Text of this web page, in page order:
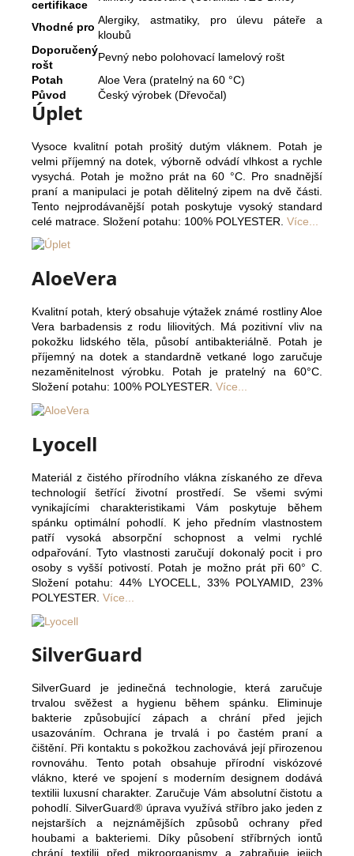
certifikace
Vhodné pro
Alergiky, astmatiky, pro úlevu páteře a
kloubů
Doporučený
rošt
Pevný nebo polohovací lamelový rošt
Potah
Aloe Vera (pratelný na 60 °C)
Původ
Český výrobek (Dřevočal)
Úplet
Vysoce kvalitní potah prošitý dutým vláknem. Potah je
velmi příjemný na dotek, výborně odvádí vlhkost a rychle
vysychá. Potah je možno prát na 60 °C. Pro snadnější
praní a manipulaci je potah dělitelný zipem na dvě části.
Tento nejprodávanější potah poskytuje vysoký standard
celé matrace. Složení potahu: 100% POLYESTER. Více...
AloeVera
Kvalitní potah, který obsahuje výtažek známé rostliny Aloe
Vera barbadensis z rodu liliovitých. Má pozitivní vliv na
pokožku lidského těla, působí antibakteriálně. Potah je
příjemný na dotek a standardně vetkané logo zaručuje
nezaměnitelnost výrobku. Potah je pratelný na 60°C.
Složení potahu: 100% POLYESTER. Více...
Lyocell
Materiál z čistého přírodního vlákna získaného ze dřeva
technologií šetřící životní prostředí. Se všemi svými
vynikajícími charakteristikami Vám poskytuje během
spánku optimální pohodlí. K jeho předním vlastnostem
patří vysoká absorpční schopnost a velmi rychlé
odpařování. Tyto vlastnosti zaručují dokonalý pocit i pro
osoby s vyšší potivostí. Potah je možno prát při 60° C.
Složení potahu: 44% LYOCELL, 33% POLYAMID, 23%
POLYESTER. Více...
SilverGuard
SilverGuard je jedinečná technologie, která zaručuje
trvalou svěžest a hygienu během spánku. Eliminuje
bakterie způsobující zápach a chrání před jejich
usazováním. Ochrana je trvalá i po častém praní a
čištění. Při kontaktu s pokožkou zachovává její přirozenou
rovnováhu. Tento potah obsahuje přírodní viskózové
vlákno, které ve spojení s moderním designem dodává
textilii luxusní charakter. Zaručuje Vám absolutní čistotu a
pohodlí. SilverGuard® úprava využívá stříbro jako jeden z
nejstarších a nejznámějších způsobů ochrany před
houbami a bakteriemi. Díky působení stříbrných iontů
chrání textilii před mikroorganismy a zabraňuje jejich